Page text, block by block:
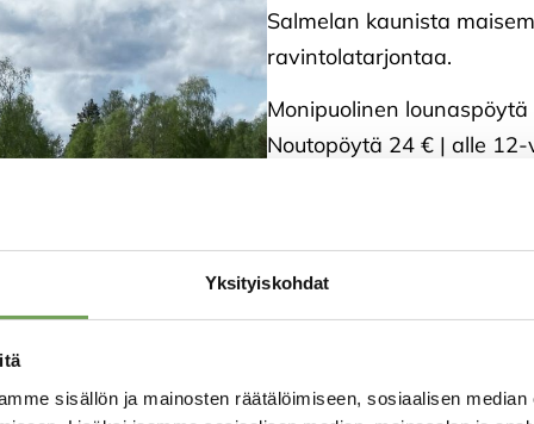
Yksityiskohdat
sisällön ja mainosten räätälöimiseen, sosiaalisen
Salmelan kaunista
ravintolatarjontaa.
Monipuolinen
Noutopöytä 24 € | alle
Paviljonki on täydellinen
makunautinnoin. Sieltä
baarituotteet.
kesäkauden alkua tai sen